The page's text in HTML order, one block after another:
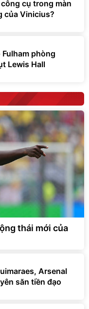
cụ trong màn
của Vinicius?
phòng
Lewis Hall
thái mới của
Arsenal
săn tiền đạo